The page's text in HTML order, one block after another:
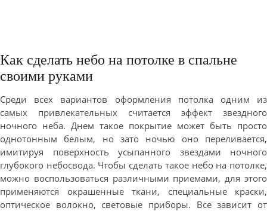
Как сделать небо на потолке в спальне
своими руками
Среди всех вариантов оформления потолка одним из
самых привлекательных считается эффект звездного
ночного неба. Днем такое покрытие может быть просто
однотонным белым, но зато ночью оно переливается,
имитируя поверхность усыпанного звездами ночного
глубокого небосвода. Чтобы сделать такое небо на потолке,
можно воспользоваться различными приемами, для этого
применяются окрашенные ткани, специальные краски,
оптическое волокно, световые приборы. Все зависит от